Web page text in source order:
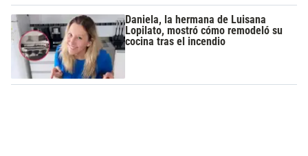
Daniela, la hermana de Luisana
Lopilato, mostró cómo remodeló su
cocina tras el incendio